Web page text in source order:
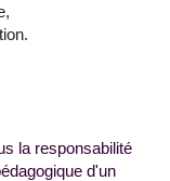
la responsabilité
d'un